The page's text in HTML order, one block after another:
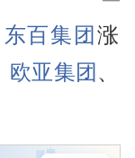
东百集团涨
欧亚集团 、